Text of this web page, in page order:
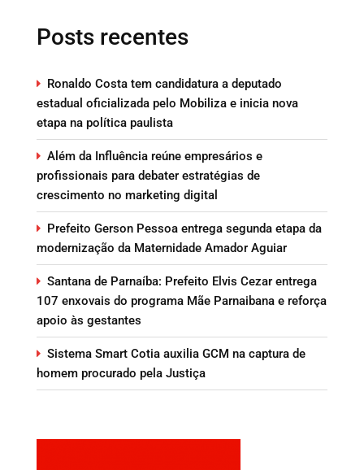
Posts recentes
Ronaldo Costa tem candidatura a deputado
estadual oficializada pelo Mobiliza e inicia nova
etapa na política paulista
Além da Influência reúne empresários e
profissionais para debater estratégias de
crescimento no marketing digital
Prefeito Gerson Pessoa entrega segunda etapa da
modernização da Maternidade Amador Aguiar
Santana de Parnaíba: Prefeito Elvis Cezar entrega
107 enxovais do programa Mãe Parnaibana e reforça
apoio às gestantes
Sistema Smart Cotia auxilia GCM na captura de
homem procurado pela Justiça